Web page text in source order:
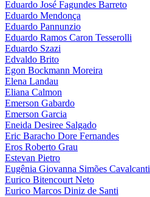
Eduardo José Fagundes Barreto
Eduardo Mendonça
Eduardo Pannunzio
Eduardo Ramos Caron Tesserolli
Eduardo Szazi
Edvaldo Brito
Egon Bockmann Moreira
Elena Landau
Eliana Calmon
Emerson Gabardo
Emerson Garcia
Eneida Desiree Salgado
Eric Baracho Dore Fernandes
Eros Roberto Grau
Estevan Pietro
Eugênia Giovanna Simões Cavalcanti
Eurico Bitencourt Neto
Eurico Marcos Diniz de Santi